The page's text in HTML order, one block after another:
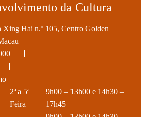
da Cultura
Hai n.º 105, Centro Golden
2ª a 5ª
Feira
9h00 – 13h00 e 14h30 –
17h45